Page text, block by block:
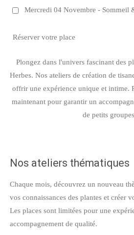
Mercredi 04 Novembre - Sommeil
Réserver votre place
Plongez dans l'univers fascinant des
Herbes. Nos ateliers de création de
offrir une expérience unique et intime.
maintenant pour garantir un
de petits
Nos ateliers thématiques
Chaque mois, découvrez un nouveau
vos connaissances des plantes et créer
Les places sont limitées pour une
accompagnement de qualité.